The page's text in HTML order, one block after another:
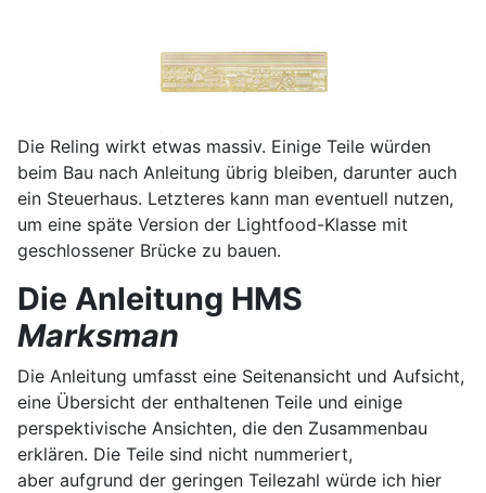
Die Reling wirkt etwas massiv. Einige Teile würden
beim Bau nach Anleitung übrig bleiben, darunter auch
ein Steuerhaus. Letzteres kann man eventuell nutzen,
um eine späte Version der Lightfood-Klasse mit
geschlossener Brücke zu bauen.
Die Anleitung HMS
Marksman
Die Anleitung umfasst eine Seitenansicht und Aufsicht,
eine Übersicht der enthaltenen Teile und einige
perspektivische Ansichten, die den Zusammenbau
erklären. Die Teile sind nicht nummeriert,
aber aufgrund der geringen Teilezahl würde ich hier